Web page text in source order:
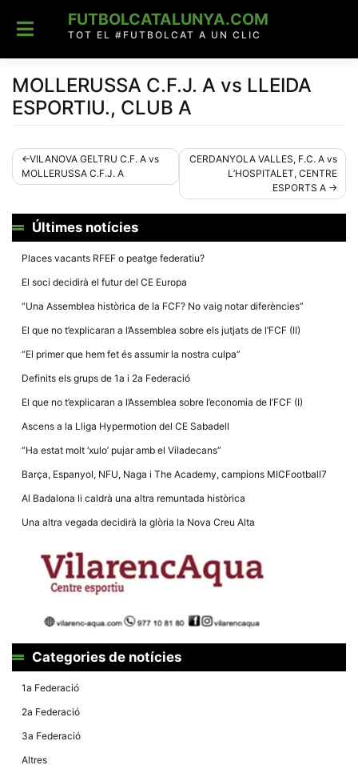
content
FUTBOLCATALUNYA.COM
TOT EL #FUTBOLCAT A UN CLIC
MOLLERUSSA C.F.J. A vs LLEIDA
ESPORTIU., CLUB A
Navegació
d'entrades
VILANOVA GELTRU C.F. A vs
MOLLERUSSA C.F.J. A
CERDANYOLA VALLES, F.C. A vs
L’HOSPITALET, CENTRE
ESPORTS A
Últimes notícies
Places vacants RFEF o peatge federatiu?
El soci decidirà el futur del CE Europa
“Una Assemblea històrica de la FCF? No vaig notar diferències”
El que no t’explicaran a l’Assemblea sobre els jutjats de l’FCF (II)
“El primer que hem fet és assumir la nostra culpa”
Definits els grups de 1a i 2a Federació
El que no t’explicaran a l’Assemblea sobre l’economia de l’FCF (I)
Ascens a la Lliga Hypermotion del CE Sabadell
“Ha estat molt ‘xulo’ pujar amb el Viladecans”
Barça, Espanyol, NFU, Naga i The Academy, campions MICFootball7
Al Badalona li caldrà una altra remuntada històrica
Una altra vegada decidirà la glòria la Nova Creu Alta
Categories de notícies
1a Federació
2a Federació
3a Federació
Altres
Necessàries
cookies no
opcionals,
necessàries
tècnic de la
web.
Estadístiques
de manera